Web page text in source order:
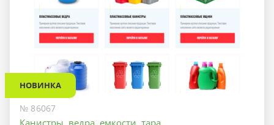
НОВИНКА
№ 86067
Канистры, ведра, емкости, тара